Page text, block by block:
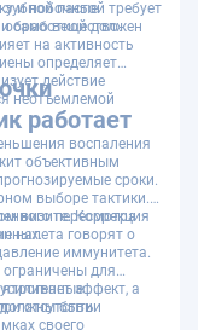
и побочные
само вещество.
пастой требует
должен
на активность
определяет
действие
неотъемлемой
работает
воспаления
объективным
сроки.
выборе тактики.
визите. Коррекция
пересмотра
налета говорят о
иммунитета.
для
эффект, а
должны быть
отсутствии
своего